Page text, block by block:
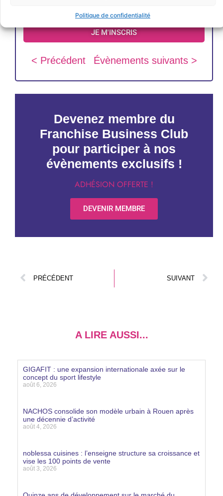
Politique de confidentialité
JE M'INSCRIS
< Précédent Évènements suivants >
Devenez membre du
Franchise Business Club
pour participer à nos
évènements exclusifs !
ADHÉSION OFFERTE !
DEVENIR MEMBRE
PRÉCÉDENT SUIVANT
A LIRE AUSSI...
GIGAFIT : une expansion internationale axée sur le
concept du sport lifestyle
août 6, 2026
NACHOS consolide son modèle urbain à Rouen après
une décennie d’activité
août 4, 2026
noblessa cuisines : l’enseigne structure sa croissance et
vise les 100 points de vente
août 3, 2026